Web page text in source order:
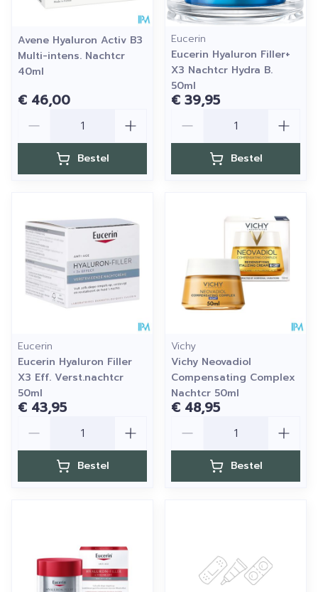
Avene Hyaluron Activ B3
Multi-intens. Nachtcr
40ml
€ 46,00
Bestel
Eucerin
Eucerin Hyaluron Filler+
X3 Nachtcr Hydra B.
50ml
€ 39,95
Bestel
Eucerin
Eucerin Hyaluron Filler
X3 Eff. Verst.nachtcr
50ml
€ 43,95
Bestel
Vichy
Vichy Neovadiol
Compensating Complex
Nachtcr 50ml
€ 48,95
Bestel